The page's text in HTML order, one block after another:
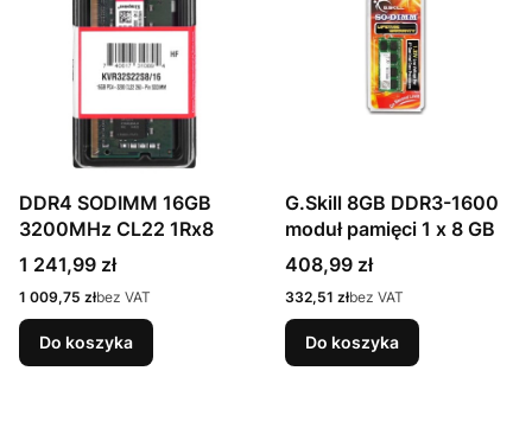
DDR4 SODIMM 16GB
3200MHz CL22 1Rx8
Cena
1 241,99 zł
Cena
1 009,75 złbez VAT
Do koszyka
G.Skill 8GB DDR3-1600
moduł pamięci 1 x 8 GB
Cena
408,99 zł
Cena
332,51 złbez VAT
Do koszyka